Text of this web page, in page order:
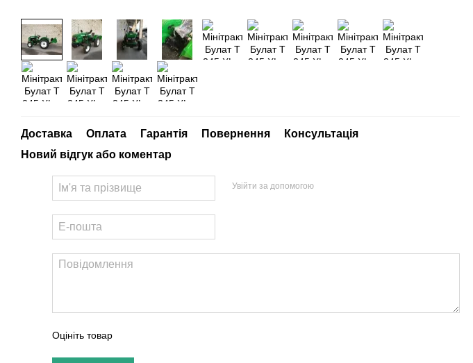
Доставка Оплата Гарантія Повернення
Консультація
Новий відгук або коментар
Увійти за допомогою
Оцініть товар